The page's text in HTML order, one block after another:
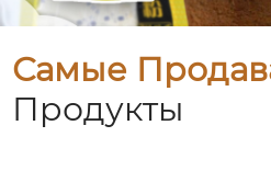
Самые
Продукты